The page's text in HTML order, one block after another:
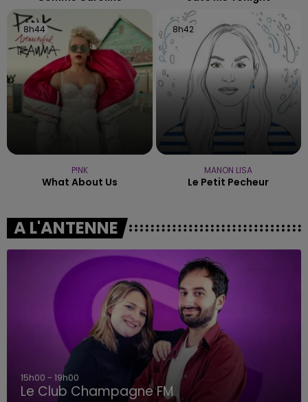
8h44
8h44
P!NK
What About Us
8h42
8h42
MANON LISA
Le Petit Pecheur
A L'ANTENNE
15h00 - 19h00
Le Club Champagne FM